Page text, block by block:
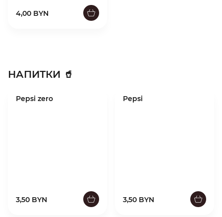
4,00 BYN
НАПИТКИ 🥤
Pepsi zero
3,50 BYN
Pepsi
3,50 BYN